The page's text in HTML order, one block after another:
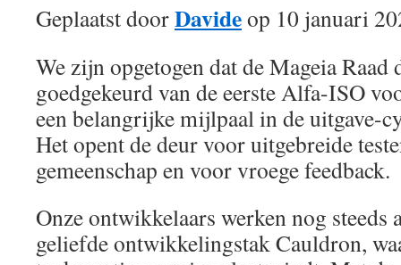
Geplaatst doorDavideop 10 januari
We zijn opgetogen dat de Mageia Raad
goedgekeurd van de eerste Alfa-ISO
een belangrijke mijlpaal in de uitgave-
Het opent de deur voor uitgebreide
gemeenschap en voor vroege feedback.
Onze ontwikkelaars werken nog steeds
geliefde ontwikkelingstak Cauldron,